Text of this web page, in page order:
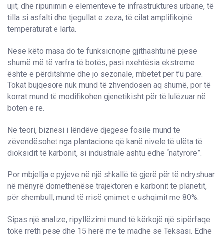
ujit; dhe ripunimin e elementeve të infrastrukturës urbane, të
tilla si asfalti dhe tjegullat e zeza, të cilat amplifikojnë
temperaturat e larta.
Nëse këto masa do të funksionojnë gjithashtu në pjesë
shumë më të varfra të botës, pasi nxehtësia ekstreme
është e përditshme dhe jo sezonale, mbetet për t’u parë.
Tokat bujqësore nuk mund të zhvendosen aq shumë, por të
korrat mund të modifikohen gjenetikisht për të lulëzuar në
botën e re.
Në teori, biznesi i lëndëve djegëse fosile mund të
zëvendësohet nga plantacione që kanë nivele të ulëta të
dioksidit të karbonit, si industriale ashtu edhe “natyrore”.
Por mbjellja e pyjeve në një shkallë të gjerë për të ndryshuar
në mënyrë domethënëse trajektoren e karbonit të planetit,
për shembull, mund të rrisë çmimet e ushqimit me 80%.
Sipas një analize, ripyllëzimi mund të kërkojë një sipërfaqe
toke rreth pesë dhe 15 herë më të madhe se Teksasi. Edhe